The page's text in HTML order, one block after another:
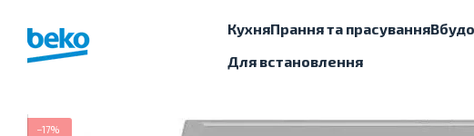
КухняПрання та прасування
Для встановлення
−17%